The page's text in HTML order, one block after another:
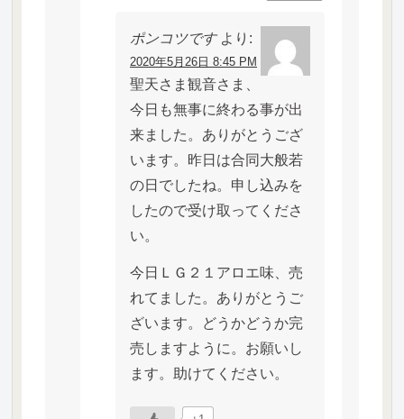
ポンコツです より:
2020年5月26日 8:45 PM
聖天さま観音さま、
今日も無事に終わる事が出
来ました。ありがとうござ
います。昨日は合同大般若
の日でしたね。申し込みを
したので受け取ってくださ
い。
今日ＬＧ２１アロエ味、売
れてました。ありがとうご
ざいます。どうかどうか完
売しますように。お願いし
ます。助けてください。